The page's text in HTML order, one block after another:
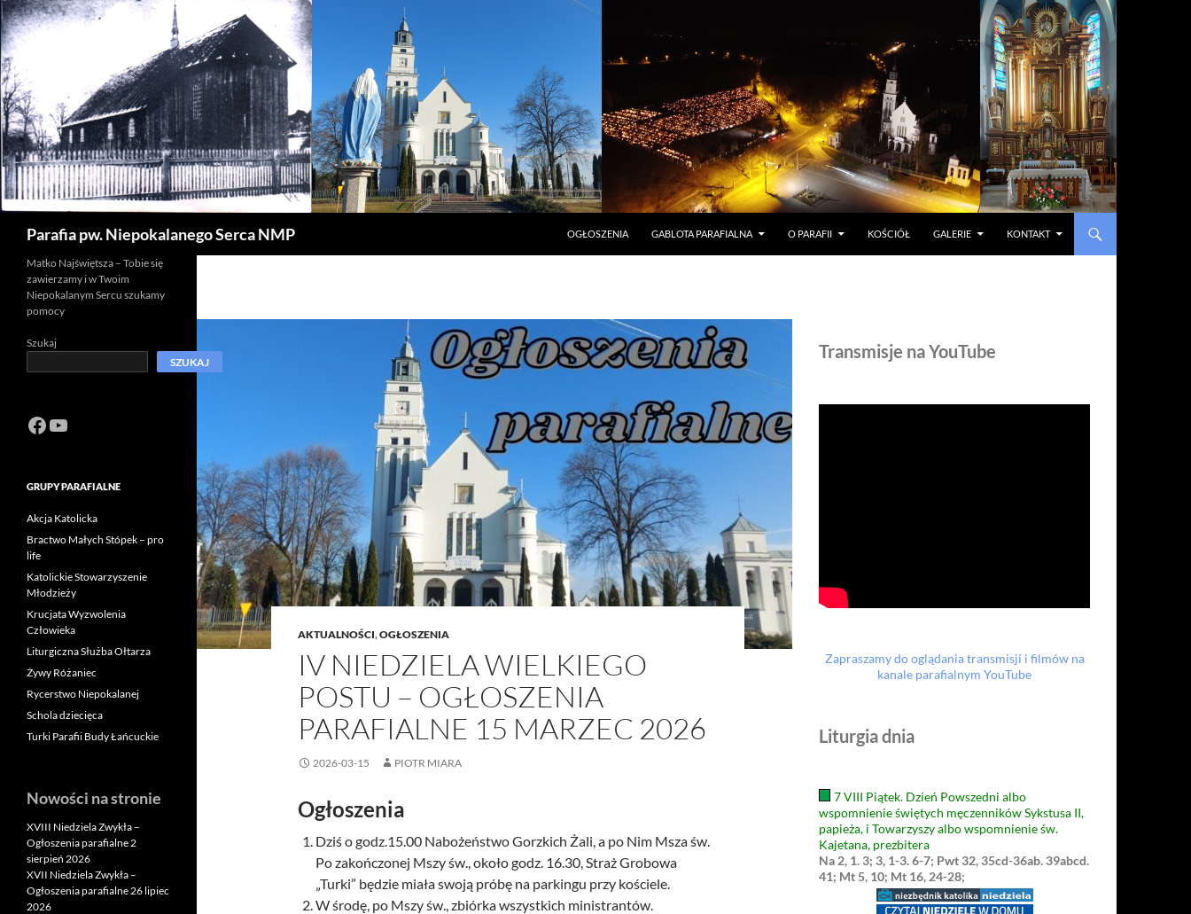
Parafia pw. Niepokalanego Serca NMP
OGŁOSZENIA
GABLOTA PARAFIALNA O PARAFII KOŚCIÓŁ GALERIE KONTAKT
AKTUALNOŚCI,OGŁOSZENIA
IV NIEDZIELA WIELKIEGO
POSTU – OGŁOSZENIA
PARAFIALNE 15 MARZEC 2026
2026-03-15 PIOTR MIARA
Ogłoszenia
Dziś o godz.15.00 Nabożeństwo Gorzkich Żali, a po Nim Msza św.
Po zakończonej Mszy św., około godz. 16.30, Straż Grobowa
„Turki” będzie miała swoją próbę na parkingu przy kościele.
W środę, po Mszy św., zbiórka wszystkich ministrantów.
Transmisje na YouTube
Zapraszamy do oglądania transmisji i filmów na
kanale parafialnym YouTube
Liturgia dnia
7 VIII Piątek. Dzień Powszedni albo
wspomnienie świętych męczenników Sykstusa II,
papieża, i Towarzyszy albo wspomnienie św.
Kajetana, prezbitera
Na 2, 1. 3; 3, 1-3. 6-7; Pwt 32, 35cd-36ab. 39abcd.
41; Mt 5, 10; Mt 16, 24-28;
Matko Najświętsza – Tobie się
zawierzamy i w Twoim
Niepokalanym Sercu szukamy
pomocy
Szukaj
SZUKAJ
Facebook
https://www.youtube.com/channel/UCeN8ciSo_a79igwmwNXx2qw
GRUPY PARAFIALNE
Akcja Katolicka
Bractwo Małych Stópek – pro
life
Katolickie Stowarzyszenie
Młodzieży
Krucjata Wyzwolenia
Człowieka
Liturgiczna Służba Ołtarza
Żywy Różaniec
Rycerstwo Niepokalanej
Schola dziecięca
Turki Parafii Budy Łańcuckie
Nowości na stronie
XVIII Niedziela Zwykła –
Ogłoszenia parafialne 2
sierpień 2026
XVII Niedziela Zwykła –
Ogłoszenia parafialne 26 lipiec
2026